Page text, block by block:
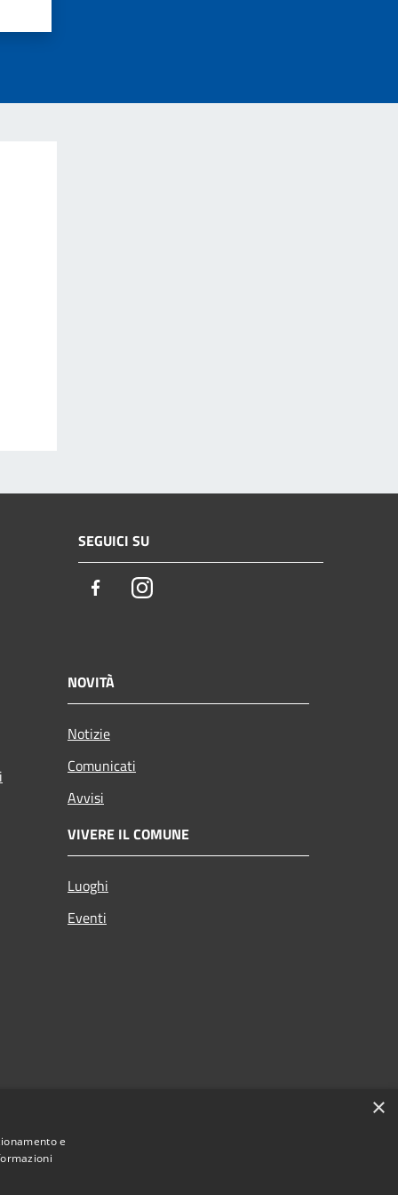
SEGUICI SU
FacebookInstagram
NOVITÀ
Notizie
Comunicati
Avvisi
VIVERE IL COMUNE
Luoghi
Eventi
×
e